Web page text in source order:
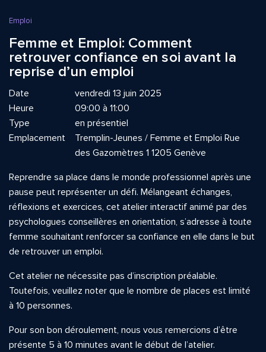
Emploi
Femme et Emploi: Comment
retrouver confiance en soi avant la
reprise d’un emploi
Date
vendredi 13 juin 2025
Heure
09:00 à 11:00
Type
en présentiel
Emplacement
Tremplin-Jeunes / Femme et Emploi Rue
des Gazomètres 1 1205 Genève
Reprendre sa place dans le monde professionnel après une
pause peut représenter un défi. Mélangeant échanges,
réflexions et exercices, cet atelier interactif animé par des
psychologues conseillères en orientation, s’adresse à toute
femme souhaitant renforcer sa confiance en elle dans le but
de retrouver un emploi.
Cet atelier ne nécessite pas d’inscription préalable.
Toutefois, veuillez noter que le nombre de places est limité
à 10 personnes.
Pour son bon déroulement, nous vous remercions d’être
présente 5 à 10 minutes avant le début de l’atelier.